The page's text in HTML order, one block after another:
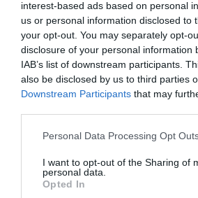
interest-based ads based on personal
us or personal information disclosed to
your opt-out. You may separately opt-
disclosure of your personal information
IAB’s list of downstream participants.
also be disclosed by us to third parties
Downstream Participants that may
Please note that this website/app uses
not limited to your visit or usage
grant or deny consent to Google and its
use your data for below specified
Personal Data Processing Opt
I want to opt-out of the Sharing of
personal data.
Opted In
This Simple Trick Removes All
489 325